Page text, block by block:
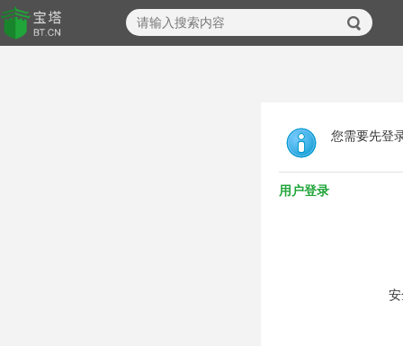
您需要先登
用户登录